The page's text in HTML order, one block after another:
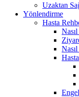
Uzaktan
Yönlendirme
Hasta